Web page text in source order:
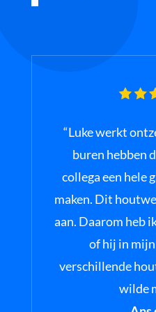
“Luke werkt
buren hebben
collega een hele
maken. Dit
aan. Daarom heb
of hij in
verschillende
wilde